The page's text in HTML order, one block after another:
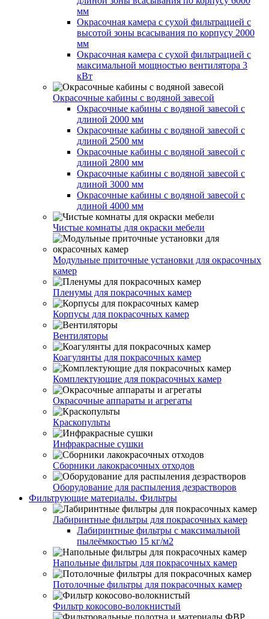
мм
Окрасочная камера с сухой фильтрацией с
высотой зоны всасывания по корпусу 2000
мм
Окрасочная камера с сухой фильтрацией с
максимальной мощностью вентилятора 3
кВт
Окрасочные кабины с водяной завесой
Окрасочные кабины с водяной завесой с
длиной 2000 мм
Окрасочные кабины с водяной завесой с
длиной 2500 мм
Окрасочные кабины с водяной завесой с
длиной 2800 мм
Окрасочные кабины с водяной завесой с
длиной 3000 мм
Окрасочные кабины с водяной завесой с
длиной 4000 мм
Чистые комнаты для окраски мебели
Модульные приточные установки для окрасочных
камер
Пленумы для покрасочных камер
Корпусы для покрасочных камер
Вентиляторы
Коагулянты для покрасочных камер
Комплектующие для покрасочных камер
Окрасочные аппараты и агрегаты
Краскопульты
Инфракрасные сушки
Сборники лакокрасочных отходов
Оборудование для распыления дезрастворов
Фильтрующие материалы. Фильтры
Лабиринтные фильтры для покрасочных камер
Лабиринтные фильтры с максимальной
пылеёмкостью 15 кг/м2
Напольные фильтры для покрасочных камер
Потолочные фильтры для покрасочных камер
Фильтр кокосово-волокнистый